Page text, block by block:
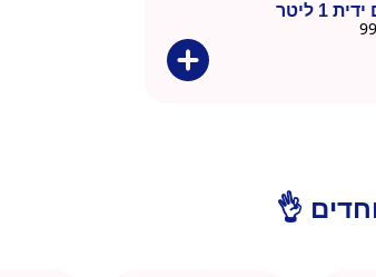
1 ליטר
👌